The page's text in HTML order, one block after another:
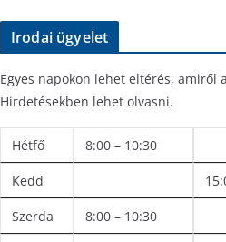
Irodai ügyelet
Egyes napokon lehet eltérés, amiről a
Hirdetésekben lehet olvasni.
Hétfő 8:00 – 10:30
Kedd
Szerda 8:00 – 10:30